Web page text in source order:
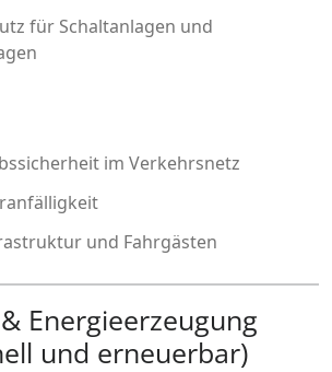
für Schaltanlagen und
im Verkehrsnetz
und Fahrgästen
Energieerzeugung
und erneuerbar)